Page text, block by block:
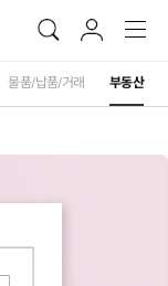
물품/납품/거래 부동산